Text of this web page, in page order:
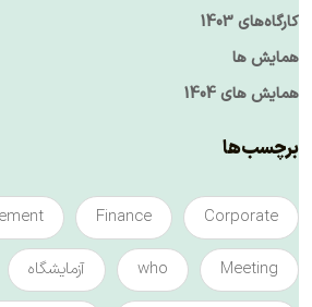
کارگاه‌های 1403
همایش ها
همایش های 1404
برچسب‌ها
Corporate
Finance
Meeting
who آزمایشگاه